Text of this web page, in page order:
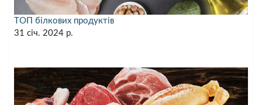
ТОП білкових продуктів
31 січ. 2024 р.